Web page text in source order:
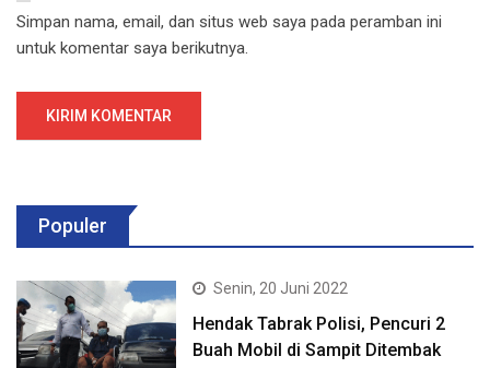
Simpan nama, email, dan situs web saya pada peramban ini
untuk komentar saya berikutnya.
Populer
Senin, 20 Juni 2022
Hendak Tabrak Polisi, Pencuri 2
Buah Mobil di Sampit Ditembak